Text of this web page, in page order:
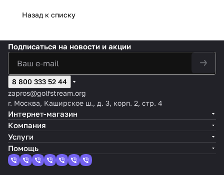
Назад к списку
Подписаться на новости и акции
8 800 333 52 44
zapros@golfstream.org
г. Москва, Каширское ш., д. 3, корп. 2, стр. 4
Интернет-магазин
Компания
Услуги
Помощь